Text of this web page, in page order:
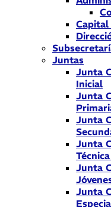
Juntas
Junta
Inicial
Junta
Junta
Junta
Junta
Junta